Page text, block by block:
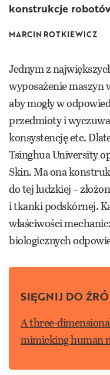
konstrukcje
MARCIN ROTKIEWICZ
Jednym z
wyposażenie maszyn
aby mogły w
przedmioty i
konsystencję etc.
Tsinghua University
Skin. Ma ona
do tej ludzkiej –
i tkanki podskórnej.
właściwości
biologicznych
SIĘGNIJ DO
A three-
mimicking human